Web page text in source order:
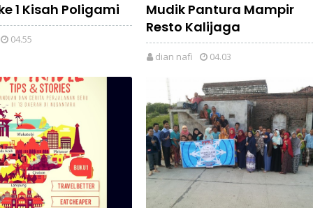
1 Kisah Poligami
04.55
Mudik Pantura Mampir
Resto Kalijaga
dian nafi 04.03